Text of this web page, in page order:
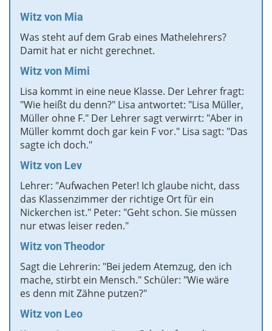
Witz von Mia
Was steht auf dem Grab eines Mathelehrers?
Damit hat er nicht gerechnet.
Witz von Mimi
Lisa kommt in eine neue Klasse. Der Lehrer fragt:
"Wie heißt du denn?" Lisa antwortet: "Lisa Müller,
Müller ohne F." Der Lehrer sagt verwirrt: "Aber in
Müller kommt doch gar kein F vor." Lisa sagt: "Das
sagte ich doch."
Witzvon Lev
Lehrer: "Aufwachen Peter! Ich glaube nicht, dass
das Klassenzimmer der richtige Ort für ein
Nickerchen ist." Peter: "Geht schon. Sie müssen
nur etwas leiser reden."
Witz von Theodor
Sagt die Lehrerin: "Bei jedem Atemzug, den ich
mache, stirbt ein Mensch." Schüler: "Wie wäre
es denn mit Zähne putzen?"
Witz von Leo